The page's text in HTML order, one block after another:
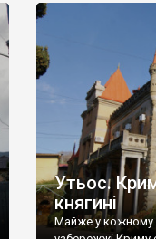
Утьос.
княгині
Майже у кожному